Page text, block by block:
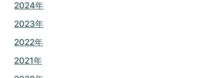
2024年
2023年
2022年
2021年